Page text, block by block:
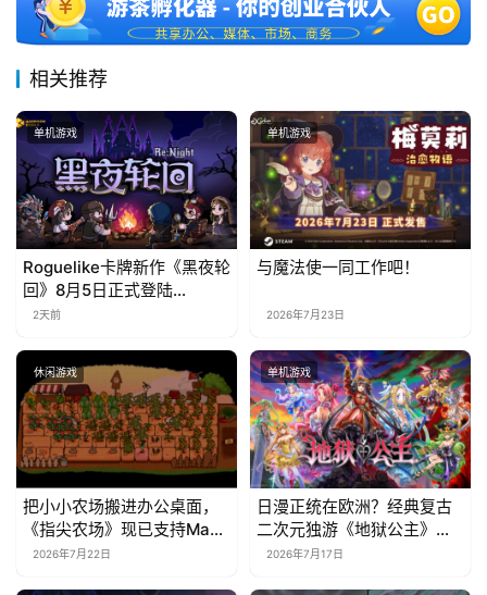
相关推荐
单机游戏
Roguelike卡牌新作《黑夜轮
回》8月5日正式登陆
Steam，首发9折优惠开启
2天前
单机游戏
与魔法使一同工作吧！
2026年7月23日
休闲游戏
把小小农场搬进办公桌面，
《指尖农场》现已支持Mac
系统！
2026年7月22日
单机游戏
日漫正统在欧洲？经典复古
二次元独游《地狱公主》现
已EA上线
2026年7月17日